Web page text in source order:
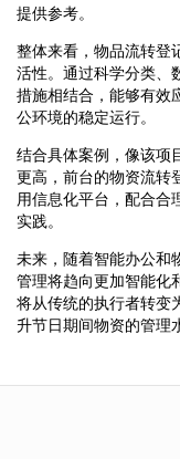
提供参考。
整体来看，物品流转登
活性。通过科学分类、
措施相结合，能够有效
公环境的稳定运行。
结合具体案例，像该项
更高，前台的物资流转
用信息化平台，配合合
实践。
未来，随着智能办公和
管理将趋向更加智能化
将从传统的执行者转变
升节日期间物资的管理